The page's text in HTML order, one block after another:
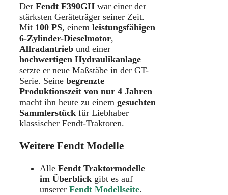
Der Fendt F390GH war einer der
stärksten Geräteträger seiner Zeit.
Mit 100 PS, einem leistungsfähigen
6-Zylinder-Dieselmotor,
Allradantrieb und einer
hochwertigen Hydraulikanlage
setzte er neue Maßstäbe in der GT-
Serie. Seine begrenzte
Produktionszeit von nur 4 Jahren
macht ihn heute zu einem gesuchten
Sammlerstück für Liebhaber
klassischer Fendt-Traktoren.
Weitere Fendt Modelle
Alle Fendt Traktormodelle
im Überblick gibt es auf
unserer Fendt Modellseite.